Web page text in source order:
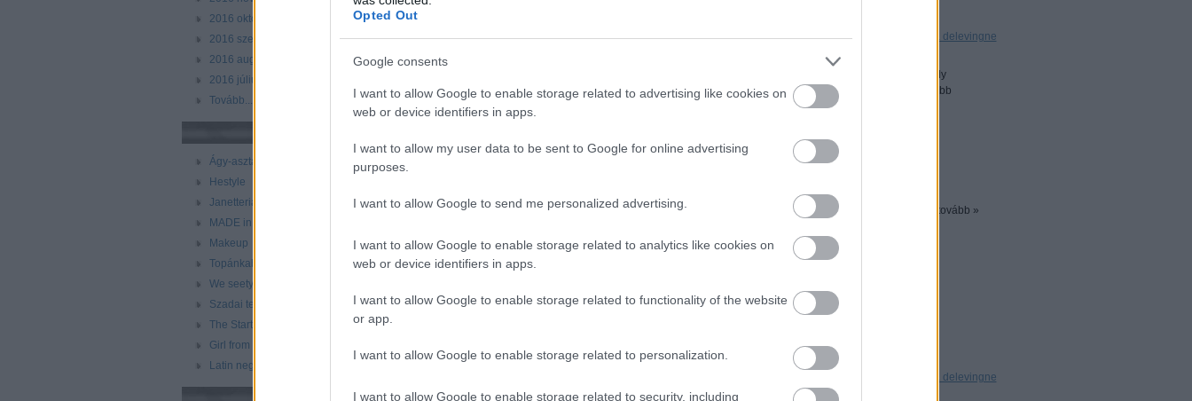
Opted Out
Google consents
I want to allow Google to enable storage related to advertising like cookies on
web or device identifiers in apps.
I want to allow my user data to be sent to Google for online advertising
purposes.
I want to allow Google to send me personalized advertising.
I want to allow Google to enable storage related to analytics like cookies on
web or device identifiers in apps.
I want to allow Google to enable storage related to functionality of the website
or app.
I want to allow Google to enable storage related to personalization.
I want to allow Google to enable storage related to security, including
2016 október
2016 szeptember
2016 augusztus
2016 július
Tovább...
Ágy-asztal-tv
Hestyle
Janetteria
MADE in BARNA
Makeup
Topánkablog
We seety
Szadai telek
The Startorialist
Girl from Barcelona
Latin negyed/Spanyol negyed
2014.09.03. 14:27 -The Strange Címkék:kate moss cara delevingne
Kate Moss és Cara Delevingne együtt népszerűsítik a Burberry "My
Burberry" elnevezésű parfümjét a fent látható képen, illetve a lejjebb
található rövid videón. Mario Testino volt a fotós.
tovább »
Szólj hozzá!
cara delevingne